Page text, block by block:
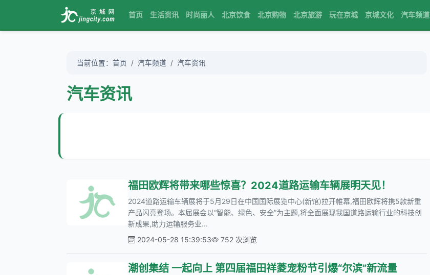
首页 生活资讯 时尚丽人 北京饮食 北京购物 北京旅游 玩在京城 京城文化 汽车频道
当前位置： 首页 汽车频道 汽车资讯
汽车资讯
福田欧辉将带来哪些惊喜？2024道路运输车辆展明天见！
2024道路运输车辆展将于5月29日在中国国际展览中心(新馆)拉开帷幕,福田欧辉将携5款新重
产品闪亮登场。本届展会以“智能、绿色、安全”为主题,将全面展现我国道路运输行业的科技创
新成果,助力运输服务业...
2024-05-28 15:39:53
752 次浏览
潮创集结 一起向上 第四届福田祥菱宠粉节引爆“尔滨”新流量